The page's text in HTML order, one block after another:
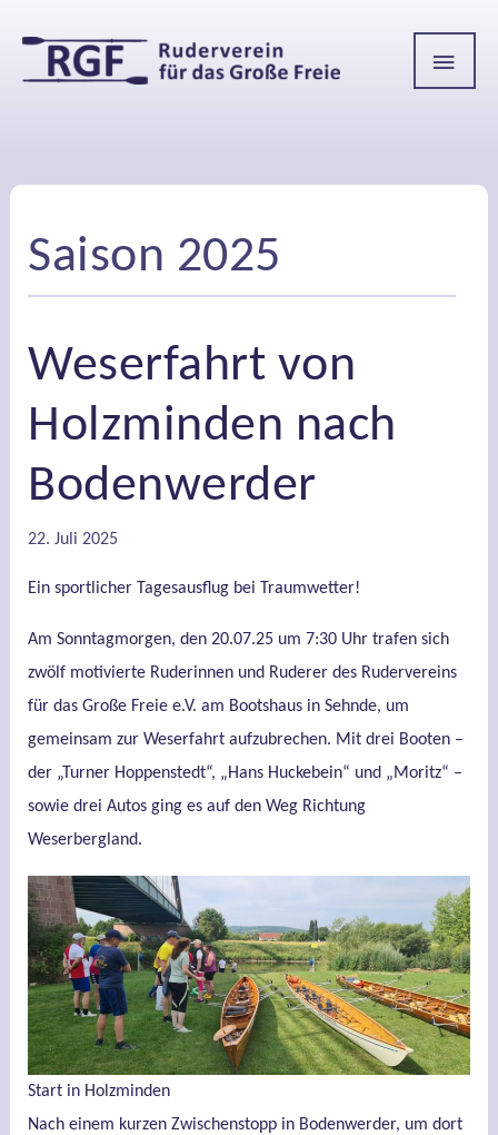
Weserfahrt von
Holzminden nach
Bodenwerder
Saison 2025
22. Juli 2025
Ein sportlicher Tagesausflug bei Traumwetter!
Am Sonntagmorgen, den 20.07.25 um 7:30 Uhr trafen sich
zwölf motivierte Ruderinnen und Ruderer des Rudervereins
für das Große Freie e.V. am Bootshaus in Sehnde, um
gemeinsam zur Weserfahrt aufzubrechen. Mit drei Booten –
der „Turner Hoppenstedt“, „Hans Huckebein“ und „Moritz“ –
sowie drei Autos ging es auf den Weg Richtung
Weserbergland.
Start in Holzminden
Nach einem kurzen Zwischenstopp in Bodenwerder, um dort